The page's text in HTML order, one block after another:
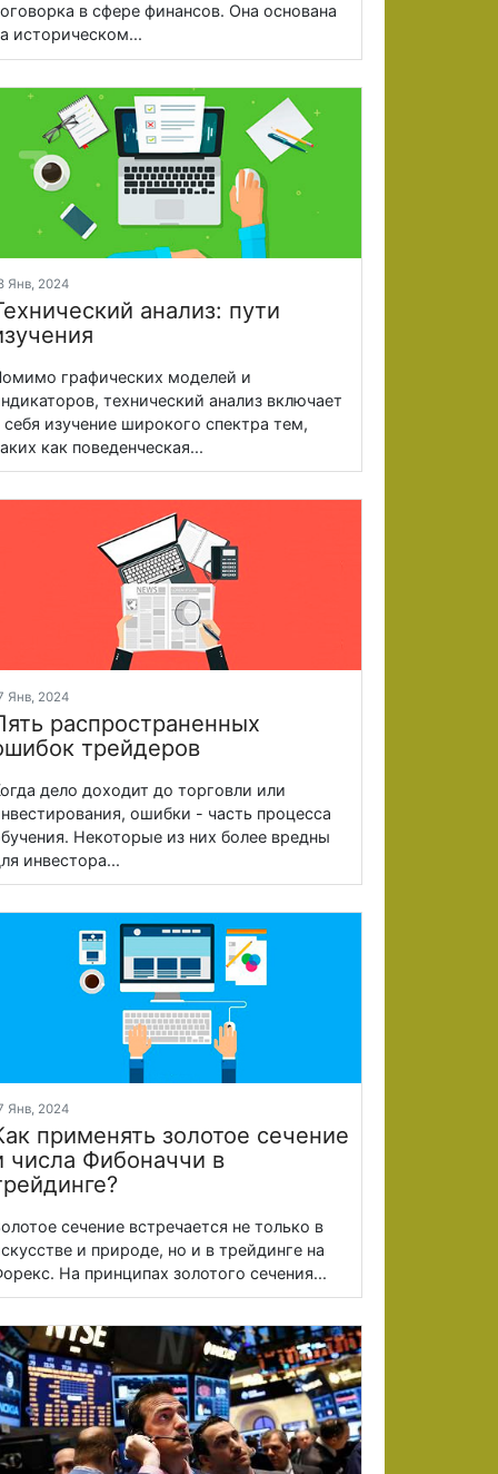
в сфере финансов. Она основана
историческом...
Янв, 2024
анализ: пути
графических моделей и
технический анализ включает
себя изучение широкого спектра тем,
как поведенческая...
Янв, 2024
распространенных
трейдеров
дело доходит до торговли или
ошибки - часть процесса
Некоторые из них более вредны
инвестора...
Янв, 2024
применять золотое сечение
числа Фибоначчи в
сечение встречается не только в
и природе, но и в трейдинге на
На принципах золотого сечения...